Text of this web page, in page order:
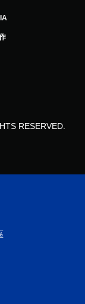
RESERVED.